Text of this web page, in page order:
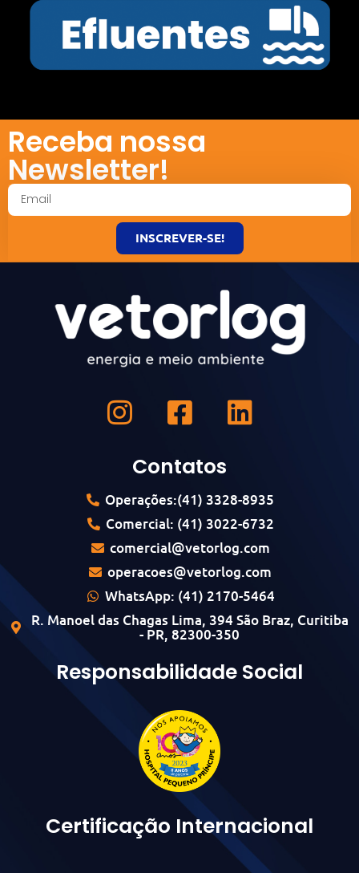
Receba nossa
Newsletter!
INSCREVER-SE!
Contatos
Operações:(41) 3328-8935
Comercial: (41) 3022-6732
comercial@vetorlog.com
operacoes@vetorlog.com
WhatsApp: (41) 2170-5464
R. Manoel das Chagas Lima, 394 São Braz, Curitiba
- PR, 82300-350
Responsabilidade Social
Certificação Internacional